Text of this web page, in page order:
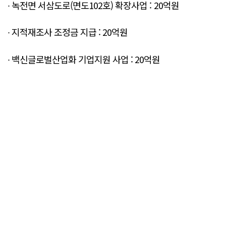
∙ 녹전면 서삼도로(면도102호) 확장사업 : 20억원
∙ 지적재조사 조정금 지급 : 20억원
∙ 백신글로벌산업화 기업지원 사업 : 20억원